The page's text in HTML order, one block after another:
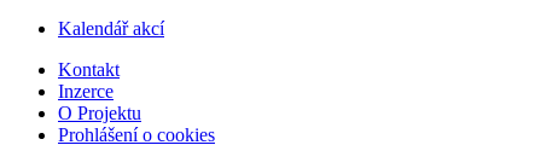
Kalendář akcí
Kontakt
Inzerce
O Projektu
Prohlášení o cookies